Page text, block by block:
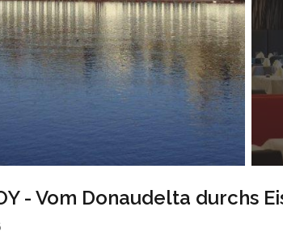
- Vom Donaudelta durchs